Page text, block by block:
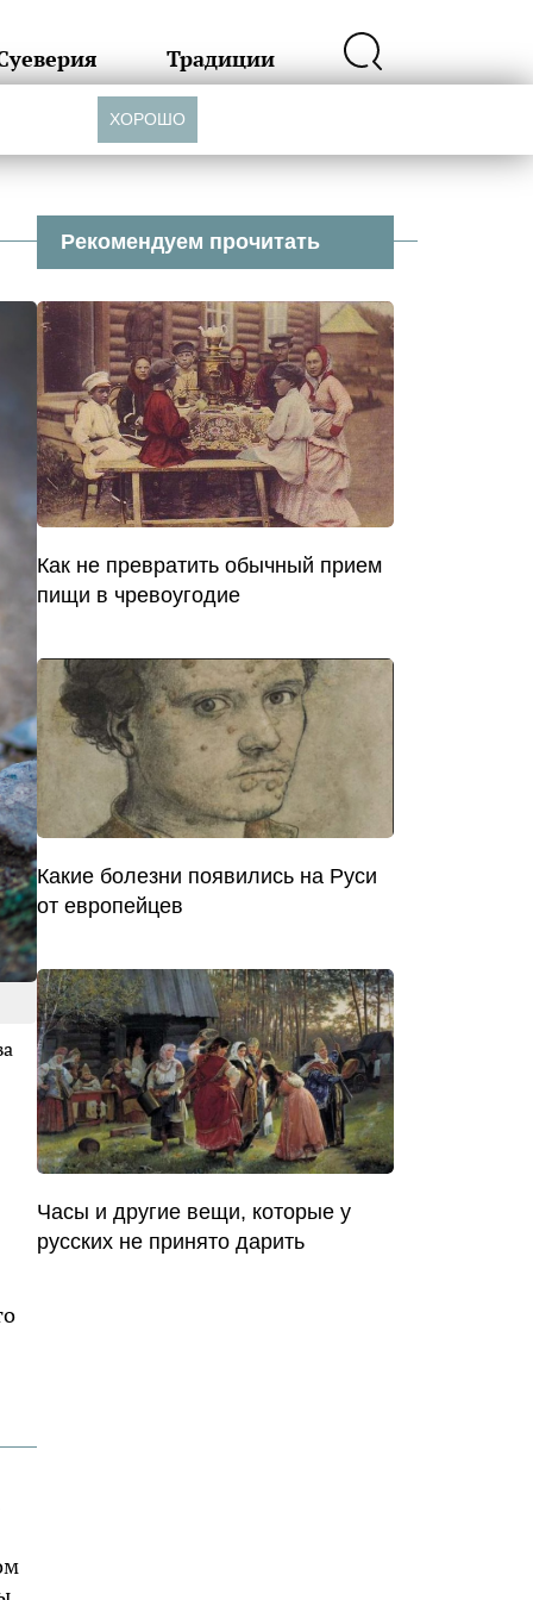
Традиции
Рекомендуем прочитать
Как не превратить обычный прием
пищи в чревоугодие
Какие болезни появились на Руси
от европейцев
Часы и другие вещи, которые у
русских не принято дарить
ХОРОШО